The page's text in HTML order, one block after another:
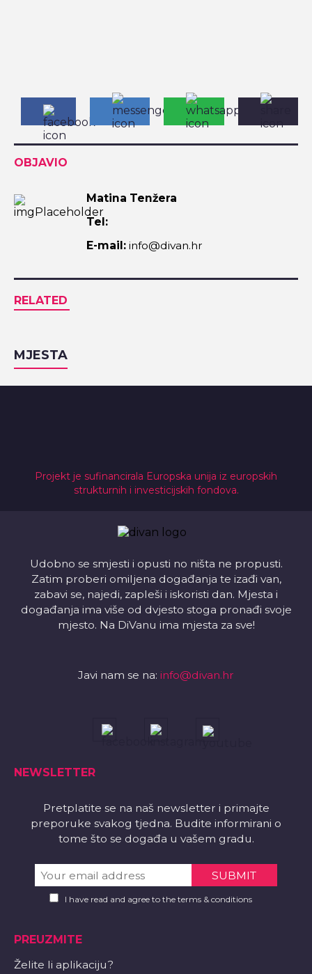
OBJAVIO
Matina Tenžera
Tel:
E-mail: info@divan.hr
RELATED
MJESTA
Projekt je sufinancirala Europska unija iz europskih
strukturnih i investicijskih fondova.
Udobno se smjesti i opusti no ništa ne propusti.
Zatim proberi omiljena događanja te izađi van,
zabavi se, najedi, zapleši i iskoristi dan. Mjesta i
događanja ima više od dvjesto stoga pronađi svoje
mjesto. Na DiVanu ima mjesta za sve!
Javi nam se na: info@divan.hr
NEWSLETTER
Pretplatite se na naš newsletter i primajte
preporuke svakog tjedna. Budite informirani o
tome što se događa u vašem gradu.
I have read and agree to the terms & conditions
PREUZMITE
Želite li aplikaciju?